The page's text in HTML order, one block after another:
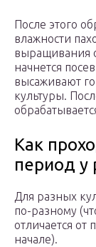
После этого
влажности
выращивания
начнется
высаживают
культуры.
Как
период у
Для разных
по-разному
отличается
начале).